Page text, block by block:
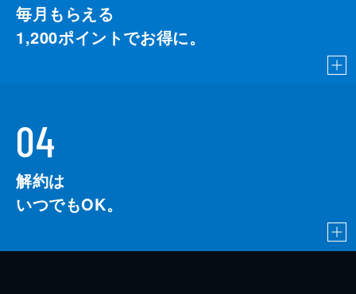
毎月もらえる
1,200ポイントでお得に。
04
解約は
いつでもOK。